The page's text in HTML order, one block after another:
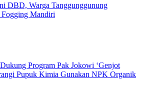
DBD, Warga Tanggunggunung
Mandiri
Program Pak Jokowi ‘Genjot
Pupuk Kimia Gunakan NPK Organik